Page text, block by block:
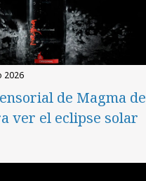
2026
de Magma de
ver el eclipse solar